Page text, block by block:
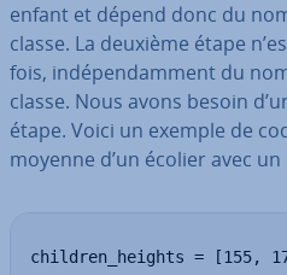
enfant et dépend donc du
classe. La deuxième étape
fois, in­dé­pen­dam­ment du
classe. Nous avons besoin
étape. Voici un exemple de
moyenne d’un écolier avec
children_heights = [155,